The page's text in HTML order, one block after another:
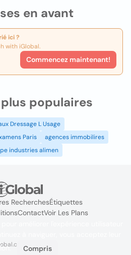
en avant
ici ?
with iGlobal.
Commencez maintenant!
populaires
Dressage L Usage
Paris
agences immobilires
industries alimen
RecherchesÉtiquettes
ContactVoir Les Plans
@ 2024
à naviguer, vous acceptez leur
Compris